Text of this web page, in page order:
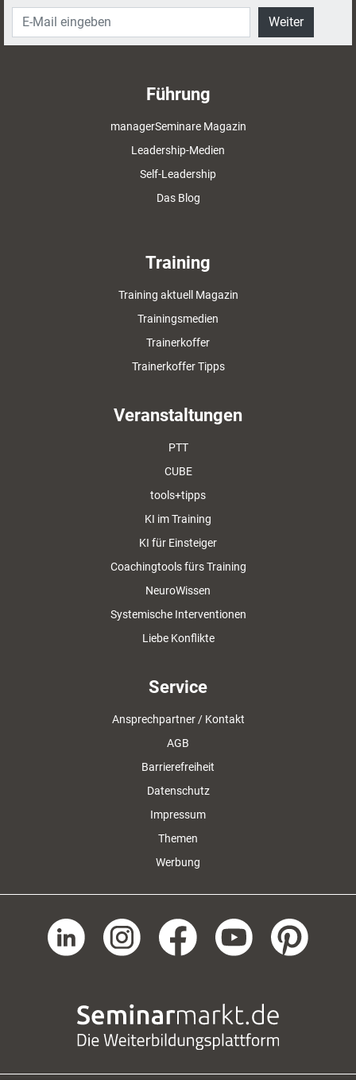
Weiter
Führung
managerSeminare Magazin
Leadership-Medien
Self-Leadership
Das Blog
Training
Training aktuell Magazin
Trainingsmedien
Trainerkoffer
Trainerkoffer Tipps
Veranstaltungen
PTT
CUBE
tools+tipps
KI im Training
KI für Einsteiger
Coachingtools fürs Training
NeuroWissen
Systemische Interventionen
Liebe Konflikte
Service
Ansprechpartner / Kontakt
AGB
Barrierefreiheit
Datenschutz
Impressum
Themen
Werbung